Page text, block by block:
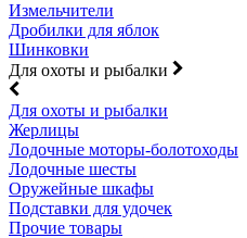
Измельчители
Дробилки для яблок
Шинковки
Для охоты и рыбалки
Для охоты и рыбалки
Жерлицы
Лодочные моторы-болотоходы
Лодочные шесты
Оружейные шкафы
Подставки для удочек
Прочие товары